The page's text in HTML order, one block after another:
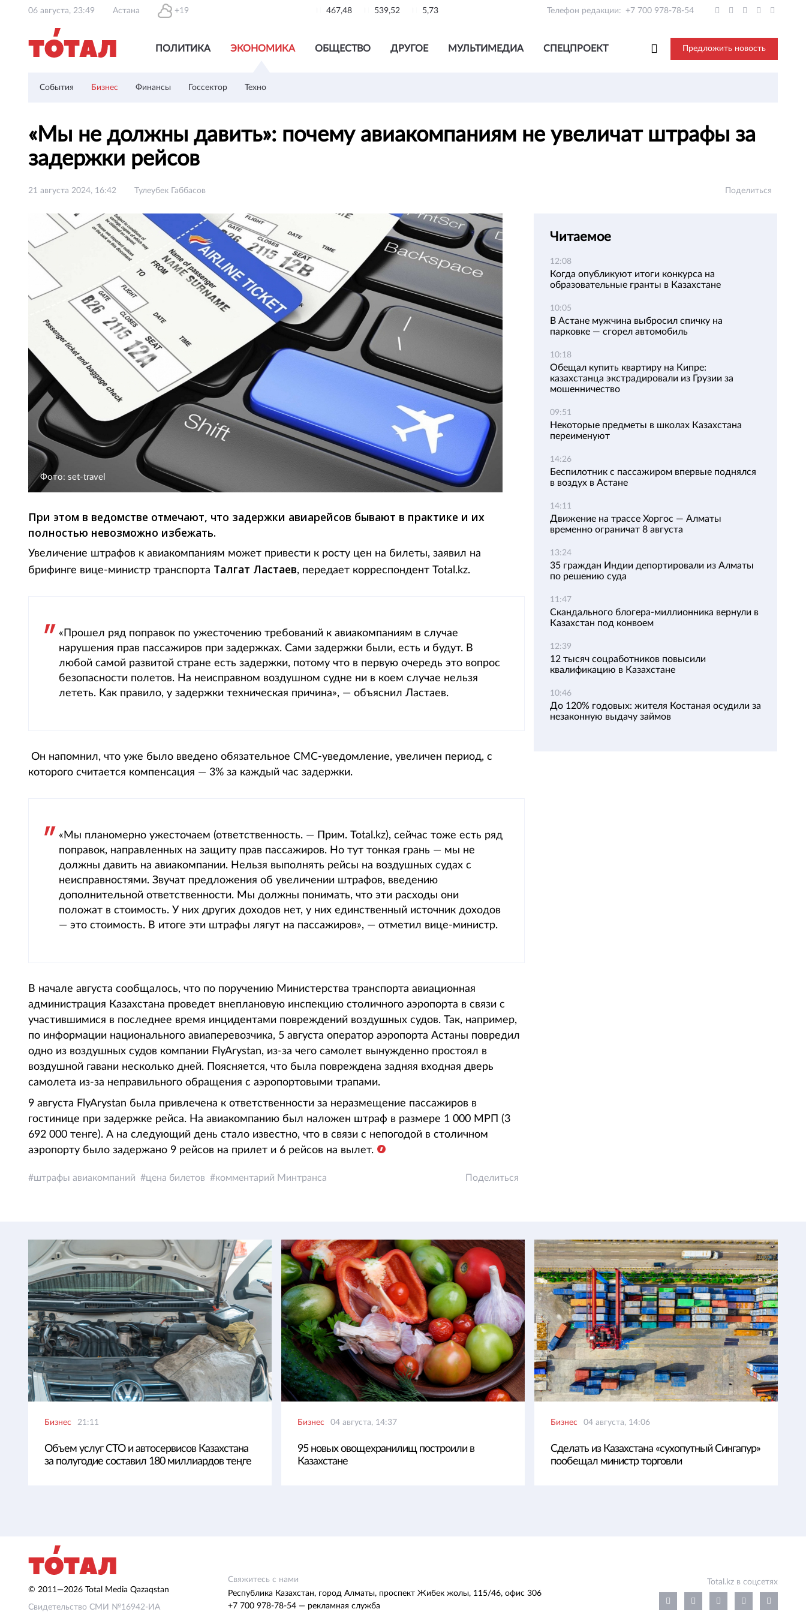
06 августа, 23:49 Астана +19 467,48 539,52 5,73 Телефон редакции: +7 700 978-78-54
ПОЛИТИКА ЭКОНОМИКА ОБЩЕСТВО ДРУГОЕ МУЛЬТИМЕДИА СПЕЦПРОЕКТ Предложить новость
События Бизнес Финансы Госсектор Техно
«Мы не должны давить»: почему авиакомпаниям не увеличат штрафы за
задержки рейсов
21 августа 2024, 16:42 Тулеубек Габбасов Поделиться
Фото: set-travel
При этом в ведомстве отмечают, что задержки авиарейсов бывают в практике и их
полностью невозможно избежать.
Увеличение штрафов к авиакомпаниям может привести к росту цен на билеты, заявил на
брифинге вице-министр транспорта Талгат Ластаев, передает корреспондент Total.kz.
«Прошел ряд поправок по ужесточению требований к авиакомпаниям в случае
нарушения прав пассажиров при задержках. Сами задержки были, есть и будут. В
любой самой развитой стране есть задержки, потому что в первую очередь это вопрос
безопасности полетов. На неисправном воздушном судне ни в коем случае нельзя
лететь. Как правило, у задержки техническая причина», — объяснил Ластаев.
Он напомнил, что уже было введено обязательное СМС-уведомление, увеличен период, с
которого считается компенсация — 3% за каждый час задержки.
«Мы планомерно ужесточаем (ответственность. — Прим. Total.kz), сейчас тоже есть ряд
поправок, направленных на защиту прав пассажиров. Но тут тонкая грань — мы не
должны давить на авиакомпании. Нельзя выполнять рейсы на воздушных судах с
неисправностями. Звучат предложения об увеличении штрафов, введению
дополнительной ответственности. Мы должны понимать, что эти расходы они
положат в стоимость. У них других доходов нет, у них единственный источник доходов
— это стоимость. В итоге эти штрафы лягут на пассажиров», — отметил вице-министр.
В начале августа сообщалось, что по поручению Министерства транспорта авиационная
администрация Казахстана проведет внеплановую инспекцию столичного аэропорта в связи с
участившимися в последнее время инцидентами повреждений воздушных судов. Так, например,
по информации национального авиаперевозчика, 5 августа оператор аэропорта Астаны повредил
одно из воздушных судов компании FlyArystan, из-за чего самолет вынужденно простоял в
воздушной гавани несколько дней. Поясняется, что была повреждена задняя входная дверь
самолета из-за неправильного обращения с аэропортовыми трапами.
9 августа FlyArystan была привлечена к ответственности за неразмещение пассажиров в
гостинице при задержке рейса. На авиакомпанию был наложен штраф в размере 1 000 МРП (3
692 000 тенге). А на следующий день стало известно, что в связи с непогодой в столичном
аэропорту было задержано 9 рейсов на прилет и 6 рейсов на вылет.
штрафы авиакомпаний цена билетов комментарий Минтранса Поделиться
Читаемое
12:08
Когда опубликуют итоги конкурса на
образовательные гранты в Казахстане
10:05
В Астане мужчина выбросил спичку на
парковке — сгорел автомобиль
10:18
Обещал купить квартиру на Кипре:
казахстанца экстрадировали из Грузии за
мошенничество
09:51
Некоторые предметы в школах Казахстана
переименуют
14:26
Беспилотник с пассажиром впервые поднялся
в воздух в Астане
14:11
Движение на трассе Хоргос — Алматы
временно ограничат 8 августа
13:24
35 граждан Индии депортировали из Алматы
по решению суда
11:47
Скандального блогера-миллионника вернули в
Казахстан под конвоем
12:39
12 тысяч соцработников повысили
квалификацию в Казахстане
10:46
До 120% годовых: жителя Костаная осудили за
незаконную выдачу займов
Бизнес 21:11
Объем услуг СТО и автосервисов Казахстана
за полугодие составил 180 миллиардов теңге
Бизнес 04 августа, 14:37
95 новых овощехранилищ построили в
Казахстане
Бизнес 04 августа, 14:06
Сделать из Казахстана «сухопутный Сингапур»
пообещал министр торговли
© 2011—2026 Total Media Qazaqstan
Свидетельство СМИ №16942-ИА
Свяжитесь с нами
Республика Казахстан, город Алматы, проспект Жибек жолы, 115/46, офис 306
+7 700 978-78-54 — рекламная служба
Total.kz в соцсетях